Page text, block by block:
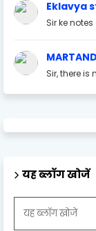
Eklavya
Sir ke
Sir, there is
यह ब्लॉग खोजें